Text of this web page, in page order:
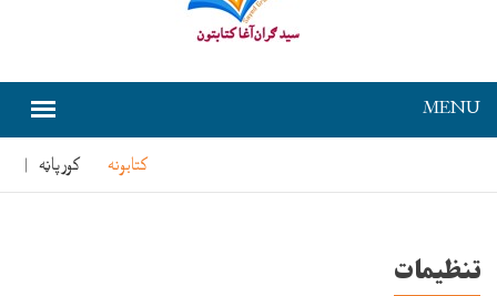
کورپاڼه کتابونه
تنظيمات